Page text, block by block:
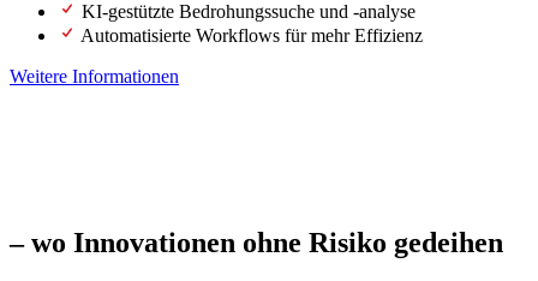
KI-gestützte Bedrohungssuche und -analyse
Automatisierte Workflows für mehr Effizienz
Weitere Informationen
– wo Innovationen ohne Risiko gedeihen